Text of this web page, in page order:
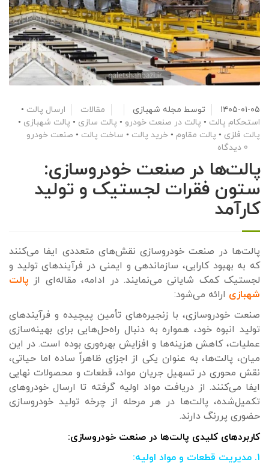
۱۴۰۵-۰۱-۰۵ توسط مجله شهبازی مقالات ارسال پالت •
استحکام پالت • پالت در صنعت خودرو • پالت سازی • پالت شهبازی •
پالت فلزی • پالت مقاوم • خرید پالت • ساخت پالت • صنعت خودرو
0 دیدگاه
پالت‌ها در صنعت خودروسازی:
ستون فقرات لجستیک و تولید
کارآمد
پالت‌ها در صنعت خودروسازی نقش‌های متعددی ایفا می‌کنند
که به بهبود کارایی، سازماندهی و ایمنی در فرآیندهای تولید و
لجستیک کمک شایانی می‌نمایند. در ادامه، مقاله‌ای از پالت
شهبازی ارائه می‌شود:
صنعت خودروسازی، با زنجیره‌های تأمین پیچیده و فرآیندهای
تولید انبوه خود، همواره به دنبال راه‌حل‌هایی برای بهینه‌سازی
عملیات، کاهش هزینه‌ها و افزایش بهره‌وری بوده است. در این
میان، پالت‌ها، به عنوان یکی از اجزای ظاهراً ساده اما حیاتی،
نقش محوری در تسهیل جریان مواد، قطعات و محصولات نهایی
ایفا می‌کنند. از دریافت مواد اولیه گرفته تا ارسال خودروهای
تکمیل‌شده، پالت‌ها در هر مرحله از چرخه تولید خودروسازی
حضوری پررنگ دارند.
کاربردهای کلیدی پالت‌ها در صنعت خودروسازی:
۱. مدیریت قطعات و مواد اولیه: